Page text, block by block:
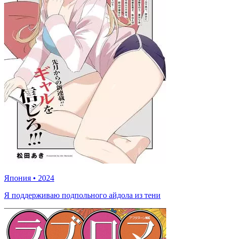
Япония • 2024
Я поддерживаю подпольного айдола из тени